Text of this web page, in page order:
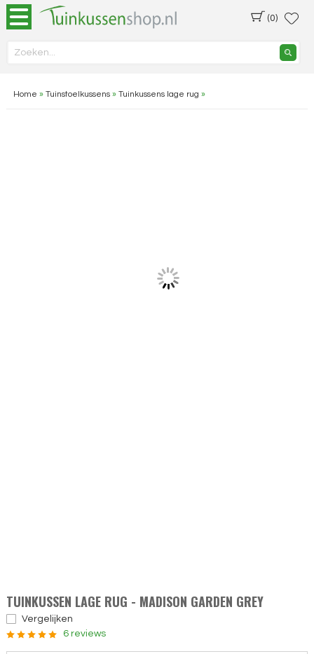
(0)
Home » Tuinstoelkussens» Tuinkussens lage rug »
TUINKUSSEN LAGE RUG - MADISON GARDEN GREY
Vergelijken
6 reviews